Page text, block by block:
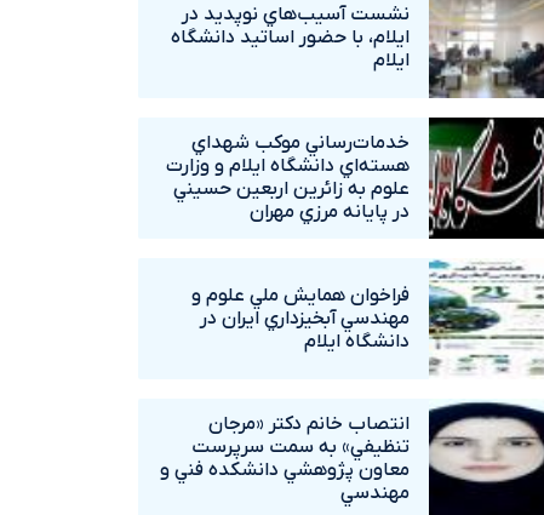
نشست آسيب‌هاي نوپديد در
ايلام، با حضور اساتيد دانشگاه
ايلام
خدمات‌رساني موکب شهداي
هسته‌اي دانشگاه ايلام و وزارت
علوم به زائرين اربعين حسيني
در پايانه مرزي مهران
فراخوان همايش ملي علوم و
مهندسي آبخيزداري ايران در
دانشگاه ايلام
انتصاب خانم دکتر «مرجان
تنظيفي» به سمت سرپرست
معاون پژوهشي دانشکده فني و
مهندسي